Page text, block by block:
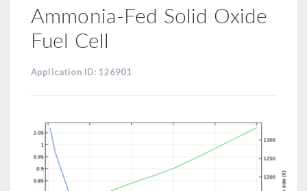
Ammonia-Fed Solid Oxide
Fuel Cell
Application ID: 126901